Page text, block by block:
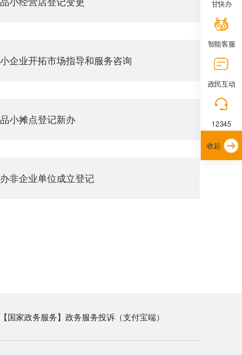
企业开拓市场指导和服务咨询
小摊点登记新办
非企业单位成立登记
【国家政务服务】政务服务投诉（支付宝端）
甘快办
智能客服
政民互动
12345
收起